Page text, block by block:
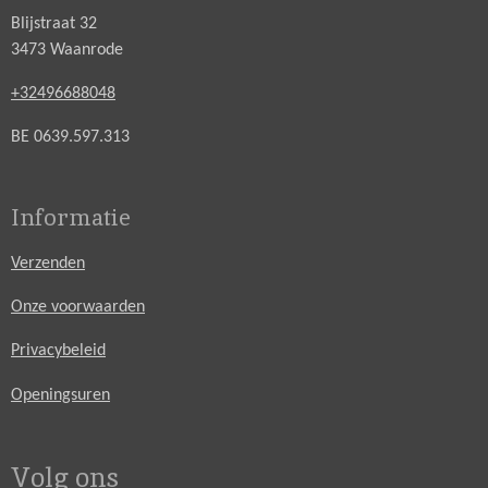
Blijstraat 32
3473 Waanrode
+32496688048
BE 0639.597.313
Informatie
Verzenden
Onze voorwaarden
Privacybeleid
Openingsuren
Volg ons